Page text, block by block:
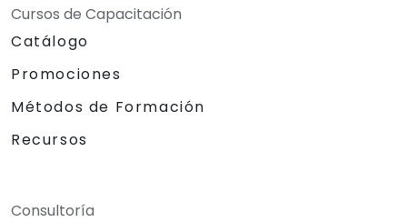
Cursos de Capacitación
Catálogo
Promociones
Métodos de Formación
Recursos
Consultoría